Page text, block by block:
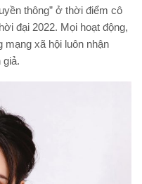
thông” ở thời điểm cô
đại 2022. Mọi hoạt động,
mạng xã hội luôn nhận